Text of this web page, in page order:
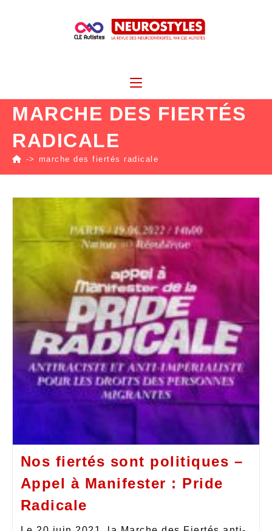
MARCHE DES FIERTÉS
RADICALE
-> marche des fiertés radicale
Nos fiertés sont politiques –
Appel à Manifester : Pride
Radicale